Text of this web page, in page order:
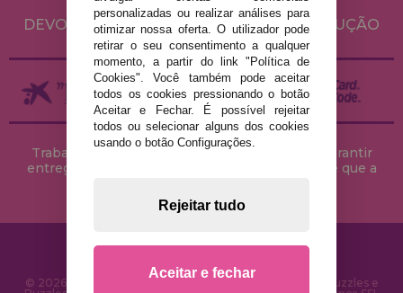
DEVOLUÇÕES / DIREITO DE LIVRE RESOLUÇÃO
Trabalhamos com stocks permanentes para garantir
entregas rápidas no território peninsular, desde que a
© 2026 CasaDoPuzzle.com - Loja Online para comprar Puzzles e
personalizadas ou realizar análises para
otimizar nossa oferta. O utilizador pode
retirar o seu consentimento a qualquer
momento, a partir do link "Política de
Cookies". Você também pode aceitar
todos os cookies pressionando o botão
Aceitar e Fechar. É possível rejeitar
todos ou selecionar alguns dos cookies
usando o botão Configurações.
Rejeitar tudo
Aceitar e fechar